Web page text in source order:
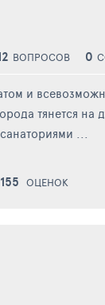
ВОПРОСОВ 0
и
тянется на
...
155 ОЦЕНОК